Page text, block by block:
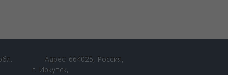
Адрес: 664025, Россия,
г. Иркутск,